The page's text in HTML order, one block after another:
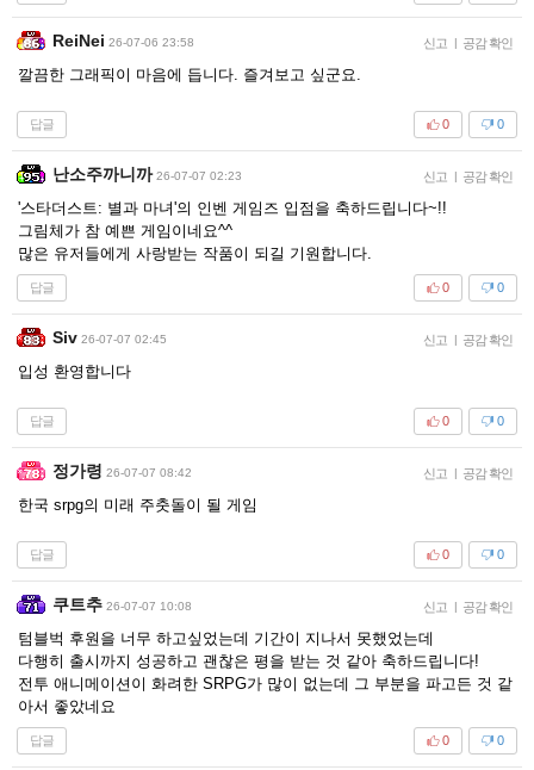
ReiNei 26-07-06 23:58 신고 | 공감 확인
깔끔한 그래픽이 마음에 듭니다. 즐겨보고 싶군요.
답글 0
0
난소주까니까 26-07-07 02:23 신고 | 공감 확인
'스타더스트: 별과 마녀'의 인벤 게임즈 입점을 축하드립니다~!!
그림체가 참 예쁜 게임이네요^^
많은 유저들에게 사랑받는 작품이 되길 기원합니다.
답글 0
0
Siv 26-07-07 02:45 신고 | 공감 확인
입성 환영합니다
답글 0
0
정가령 26-07-07 08:42 신고 | 공감 확인
한국 srpg의 미래 주춧돌이 될 게임
답글 0
0
쿠트추 26-07-07 10:08 신고 | 공감 확인
텀블벅 후원을 너무 하고싶었는데 기간이 지나서 못했었는데
다행히 출시까지 성공하고 괜찮은 평을 받는 것 같아 축하드립니다!
전투 애니메이션이 화려한 SRPG가 많이 없는데 그 부분을 파고든 것 같
아서 좋았네요
답글 0
0